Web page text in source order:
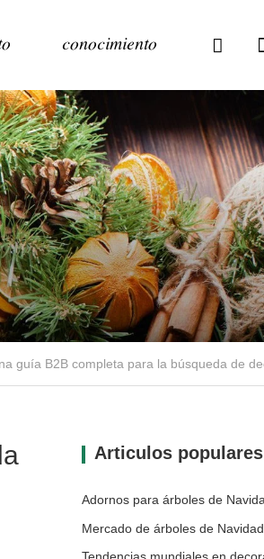
conocimiento
Articulos populares